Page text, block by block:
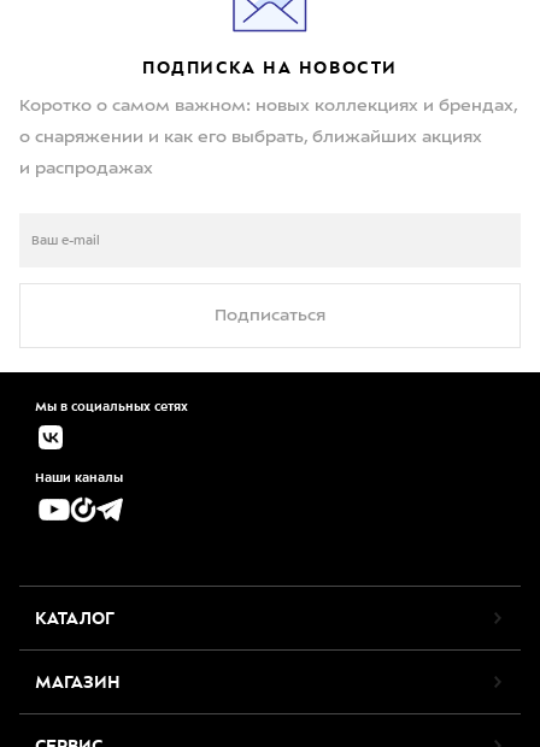
ПОДПИСКА НА НОВОСТИ
Коротко о самом важном: новых коллекциях и брендах,
о снаряжении и как его выбрать, ближайших акциях
и распродажах
Подписаться
Мы в социальных сетях
Наши каналы
КАТАЛОГ
МАГАЗИН